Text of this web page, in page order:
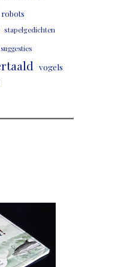
robots
stapelgedichten
suggesties
vogels